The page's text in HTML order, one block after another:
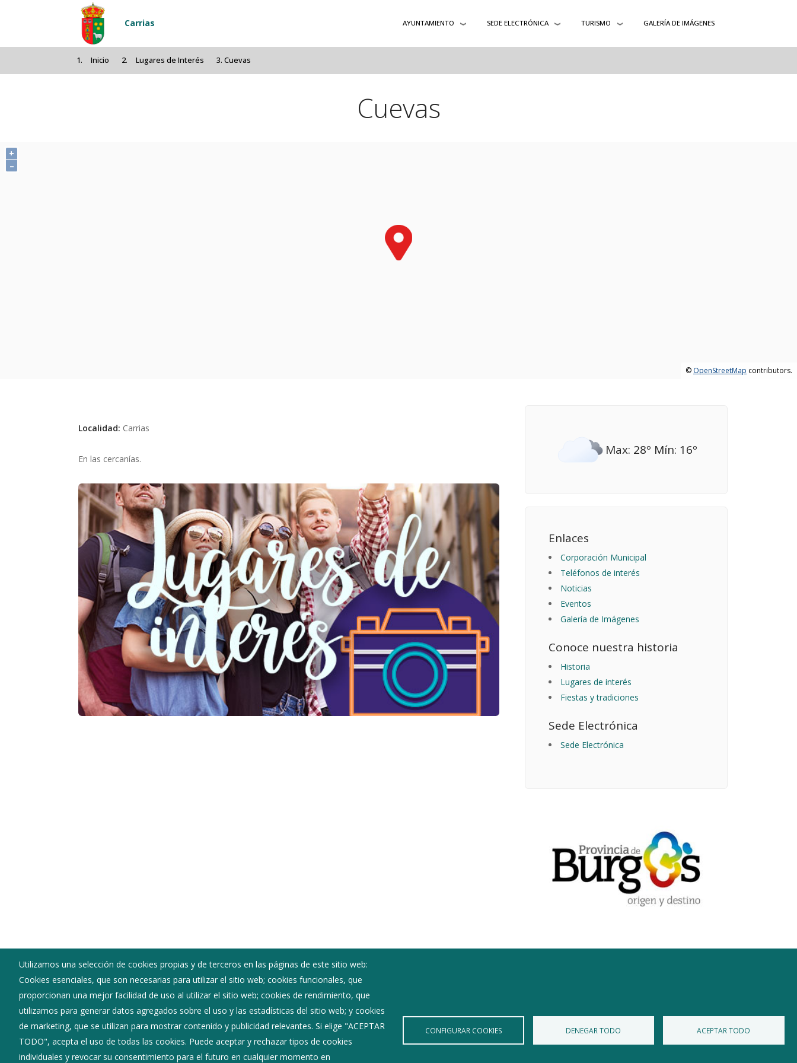
Pasar al contenido principal
Carrias AYUNTAMIENTO SEDE ELECTRÓNICA TURISMO GALERÍA DE IMÁGENES
Inicio Lugares de Interés Cuevas
Cuevas
+
–
© OpenStreetMap contributors.
Max: 28º Mín: 16º
Enlaces
Corporación Municipal
Teléfonos de interés
Noticias
Eventos
Galería de Imágenes
Conoce nuestra historia
Historia
Lugares de interés
Fiestas y tradiciones
Sede Electrónica
Sede Electrónica
Localidad: Carrias
En las cercanías.
Utilizamos una selección de cookies propias y de terceros en las páginas de este sitio web:
Cookies esenciales, que son necesarias para utilizar el sitio web; cookies funcionales, que
proporcionan una mejor facilidad de uso al utilizar el sitio web; cookies de rendimiento, que
utilizamos para generar datos agregados sobre el uso y las estadísticas del sitio web; y cookies
de marketing, que se utilizan para mostrar contenido y publicidad relevantes. Si elige "ACEPTAR
TODO", acepta el uso de todas las cookies. Puede aceptar y rechazar tipos de cookies
individuales y revocar su consentimiento para el futuro en cualquier momento en
CONFIGURAR COOKIES DENEGAR TODO ACEPTAR TODO
Ayuntamiento de Carrias
: Calle Mayor - 09248
: 947563244
: carrias@diputaciondeburgos.net
Corporación Municipal
Teléfonos de interés